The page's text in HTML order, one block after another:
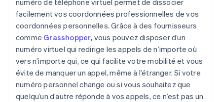
facilement vos coordonnées professionnelles de vos
coordonnées personnelles. Grâce à des fournisseurs
comme Grasshopper, vous pouvez disposer d’un
numéro virtuel qui redirige les appels de n’importe où
vers n’importe qui, ce qui facilite votre mobilité et vous
évite de manquer un appel, même à l’étranger. Si votre
numéro personnel change ou si vous souhaitez que
quelqu’un d’autre réponde à vos appels, ce n’est pas un